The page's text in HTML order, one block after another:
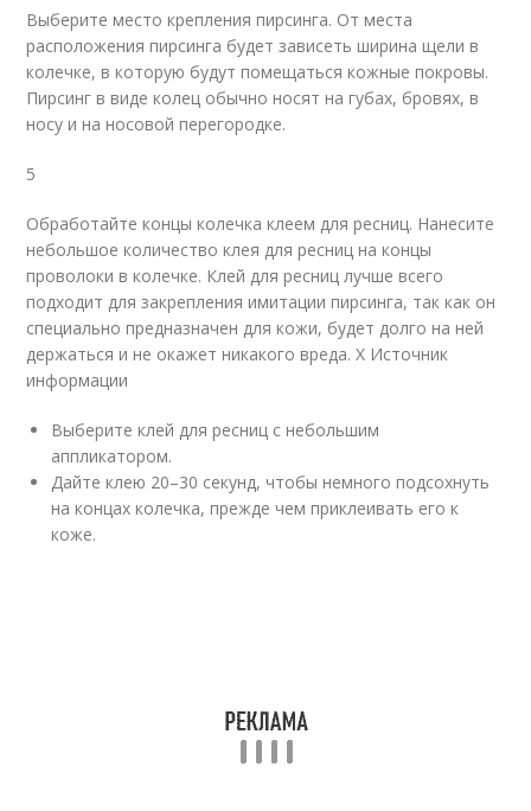
Выберите место крепления пирсинга. От места
расположения пирсинга будет зависеть ширина щели в
колечке, в которую будут помещаться кожные покровы.
Пирсинг в виде колец обычно носят на губах, бровях, в
носу и на носовой перегородке.
5
Обработайте концы колечка клеем для ресниц. Нанесите
небольшое количество клея для ресниц на концы
проволоки в колечке. Клей для ресниц лучше всего
подходит для закрепления имитации пирсинга, так как он
специально предназначен для кожи, будет долго на ней
держаться и не окажет никакого вреда. X Источник
информации
Выберите клей для ресниц с небольшим
аппликатором.
Дайте клею 20–30 секунд, чтобы немного подсохнуть
на концах колечка, прежде чем приклеивать его к
коже.